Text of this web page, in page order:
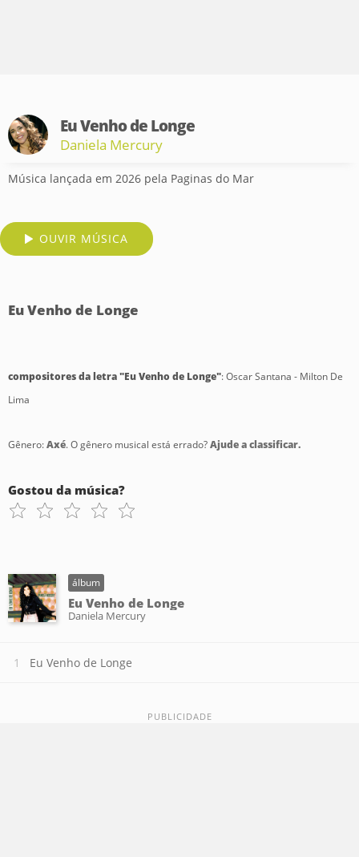
Eu Venho de Longe
Daniela Mercury
Música lançada em 2026 pela Paginas do Mar
OUVIR MÚSICA
Eu Venho de Longe
compositores da letra "Eu Venho de Longe": Oscar Santana - Milton De
Lima
Gênero:Axé. O gênero musical está errado?Ajude a classificar.
Gostou da música?
álbum
Eu Venho de Longe
Daniela Mercury
Eu Venho de Longe